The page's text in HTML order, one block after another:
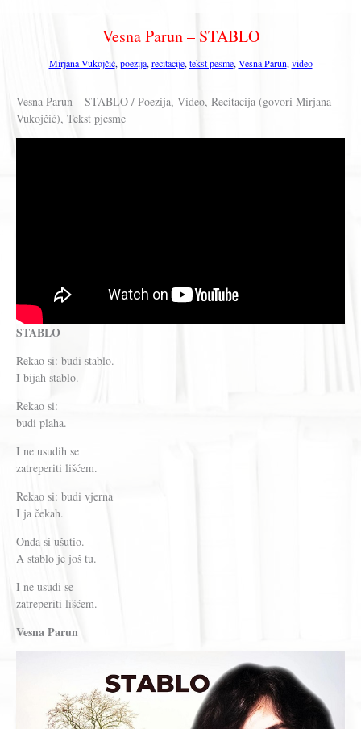
Vesna Parun – STABLO
Mirjana Vukojčić, poezija, recitacije, tekst pesme, Vesna Parun, video
Vesna Parun – STABLO / Poezija, Video, Recitacija (govori Mirjana
Vukojčić), Tekst pjesme
STABLO
Rekao si: budi stablo.
I bijah stablo.
Rekao si:
budi plaha.
I ne usudih se
zatreperiti lišćem.
Rekao si: budi vjerna
I ja čekah.
Onda si ušutio.
A stablo je još tu.
I ne usudi se
zatreperiti lišćem.
Vesna Parun